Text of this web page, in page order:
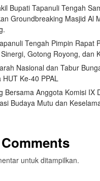
Bupati Tapanuli Tengah
Groundbreaking Masjid Al
Tengah Pimpin Rapat
Gotong Royong, dan
Nasional dan Tabur
Ke-40 PPAL
Bersama Anggota Komisi IX
Budaya Mutu dan
untuk ditampilkan.